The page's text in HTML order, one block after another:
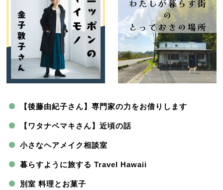
【後藤由紀子さん】専門家の力をお借りします
【ワタナベマキさん】近頃の話
小さなヘアメイク相談室
暮らすように旅する Travel Hawaii
別室 料理とお菓子